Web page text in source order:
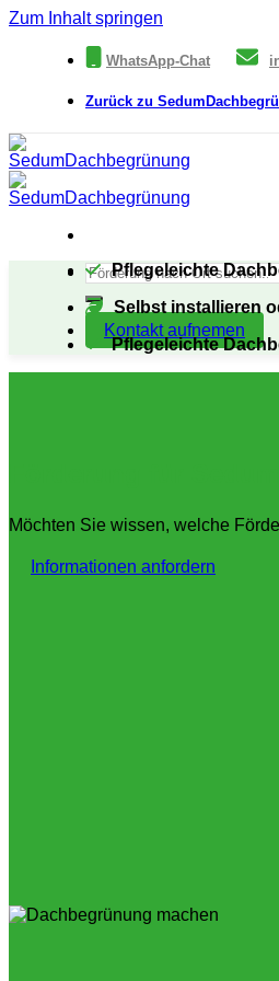
Zum Inhalt springen
WhatsApp-Chat
Zurück zu
Kontakt aufnemen
Pflegeleichte
Selbst installieren
Pflegeleichte
Möchten Sie wissen, welche
Informationen anfordern